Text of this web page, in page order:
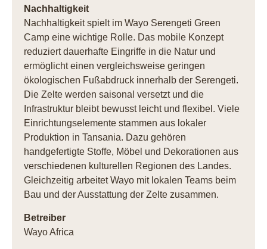
Nachhaltigkeit
Nachhaltigkeit spielt im Wayo Serengeti Green
Camp eine wichtige Rolle. Das mobile Konzept
reduziert dauerhafte Eingriffe in die Natur und
ermöglicht einen vergleichsweise geringen
ökologischen Fußabdruck innerhalb der Serengeti.
Die Zelte werden saisonal versetzt und die
Infrastruktur bleibt bewusst leicht und flexibel. Viele
Einrichtungselemente stammen aus lokaler
Produktion in Tansania. Dazu gehören
handgefertigte Stoffe, Möbel und Dekorationen aus
verschiedenen kulturellen Regionen des Landes.
Gleichzeitig arbeitet Wayo mit lokalen Teams beim
Bau und der Ausstattung der Zelte zusammen.
Betreiber
Wayo Africa